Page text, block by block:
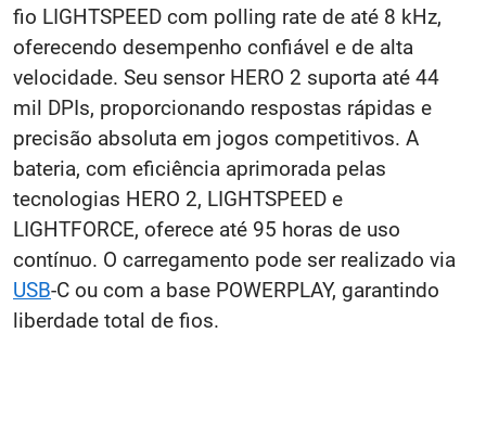
fio LIGHTSPEED com polling rate de até 8 kHz,
oferecendo desempenho confiável e de alta
velocidade. Seu sensor HERO 2 suporta até 44
mil DPIs, proporcionando respostas rápidas e
precisão absoluta em jogos competitivos. A
bateria, com eficiência aprimorada pelas
tecnologias HERO 2, LIGHTSPEED e
LIGHTFORCE, oferece até 95 horas de uso
contínuo. O carregamento pode ser realizado via
USB-C ou com a base POWERPLAY, garantindo
liberdade total de fios.